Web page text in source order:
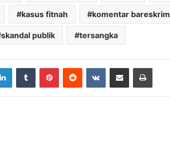
kasus fitnah komentar bareskrim
skandal publik tersangka
LinkedInTumblr PinterestReddit VKontakteShare via Email Print